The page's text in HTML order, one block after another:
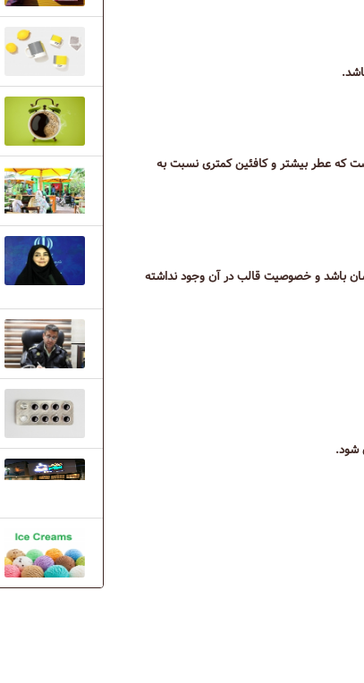
که عطر بیشتر و کافئین کمتری نسبت به
باشد و خصوصیت قالب در آن وجود نداشته
شود.